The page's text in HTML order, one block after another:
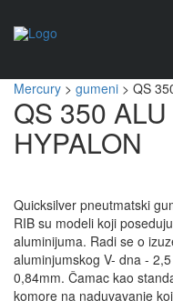
Mercury > gumeni > QS
QS 350
HYPALON
Quicksilver pneutmatski
RIB su modeli koji
aluminijuma. Radi se o
aluminjumskog V- dna -
0,84mm. Čamac kao
komore na naduvavanje